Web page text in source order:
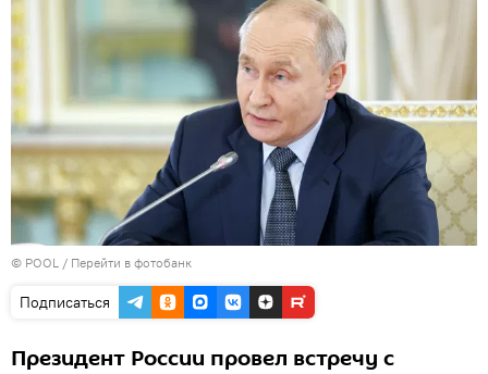
© POOL / Перейти в фотобанк
Подписаться
Президент России провел встречу с